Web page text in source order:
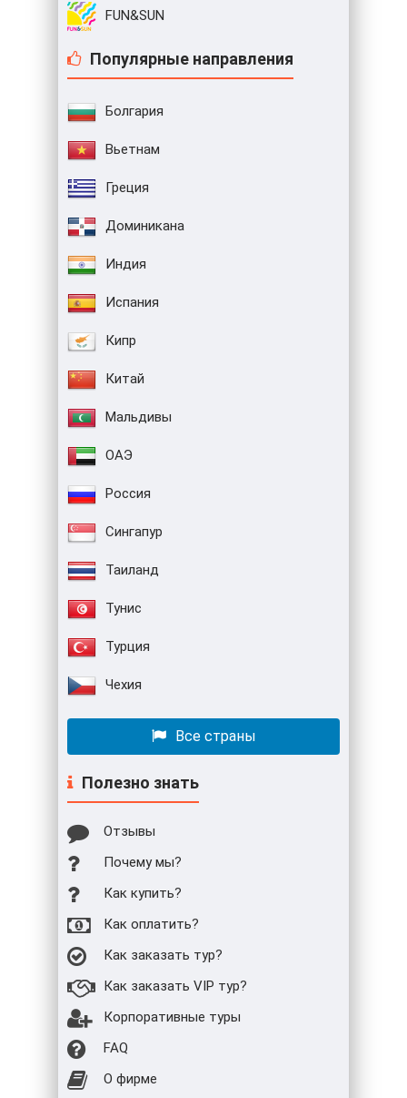
FUN&SUN
Популярные направления
Болгария
Вьетнам
Греция
Доминикана
Индия
Испания
Кипр
Китай
Мальдивы
ОАЭ
Россия
Сингапур
Таиланд
Тунис
Турция
Чехия
Все страны
Полезно знать
Отзывы
Почему мы?
Как купить?
Как оплатить?
Как заказать тур?
Как заказать VIP тур?
Корпоративные туры
FAQ
О фирме